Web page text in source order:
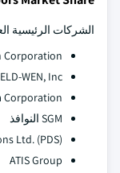
الشركات الرئيسية
Corporation
WEN, Inc.
Corporation
SGM النوافذ
Ltd. (PDS)
ATIS Group